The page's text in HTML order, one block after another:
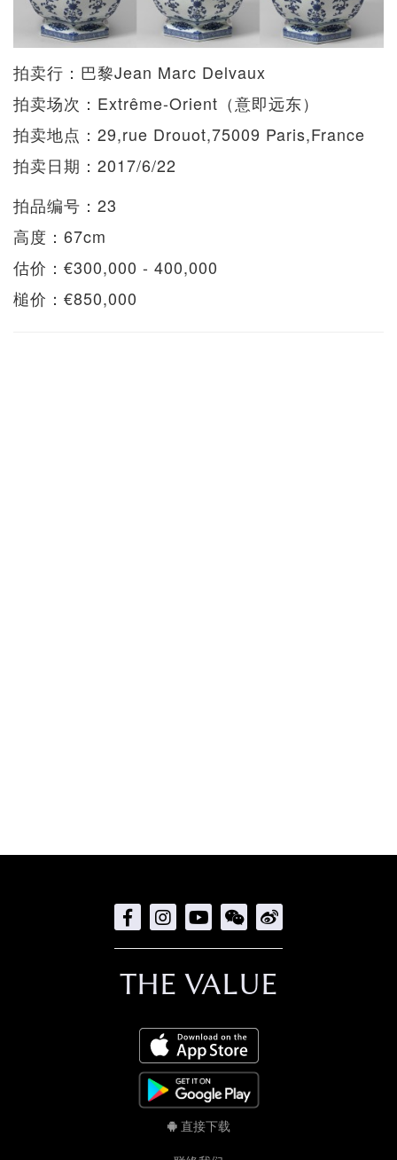
拍卖行：巴黎Jean Marc Delvaux
拍卖场次：Extrême-Orient（意即远东）
拍卖地点：29,rue Drouot,75009 Paris,France
拍卖日期：2017/6/22
拍品编号：23
高度：67cm
估价：€300,000 - 400,000
槌价：€850,000
直接下载
THE VALUE